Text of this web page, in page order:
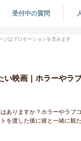
受付中の質問
ジはプロモーションを含みます
い映画｜ホラーやラ
ありますか？ホラーやラブ
を渡した後に彼と一緒に観た